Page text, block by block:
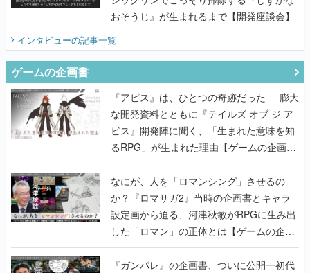
おそうじ』が生まれるまで【開発座談会】
インタビューの記事一覧
ゲームの企画書
『アビス』は、ひとつの奇跡だった──膨大
な開発資料とともに『テイルズ オブ ジ ア
ビス』開発陣に聞く、「生まれた意味を知
るRPG」が生まれた理由【ゲームの企画
書】
なにが、人を「ロマンシング」させるの
か？『ロマサガ2』当時の企画書とキャラ
設定画から迫る、河津秋敏がRPGに生み出
した「ロマン」の正体とは【ゲームの企画
書】
『ガンパレ』の企画書、ついに公開━初代